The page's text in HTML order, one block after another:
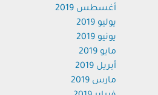
أغسطس 2019
يوليو 2019
يونيو 2019
مايو 2019
أبريل 2019
مارس 2019